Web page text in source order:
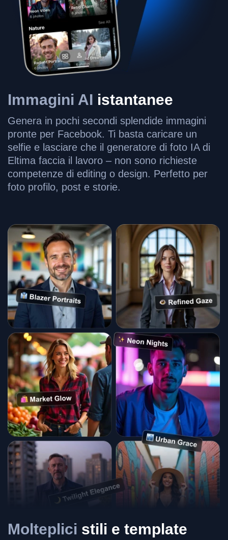
Immagini AI istantanee
Genera in pochi secondi splendide immagini
pronte per Facebook. Ti basta caricare un
selfie e lasciare che il generatore di foto IA di
Eltima faccia il lavoro – non sono richieste
competenze di editing o design. Perfetto per
foto profilo, post e storie.
Molteplici stili e template